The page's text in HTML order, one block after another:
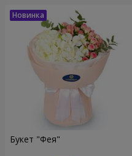
Букет "Фея"